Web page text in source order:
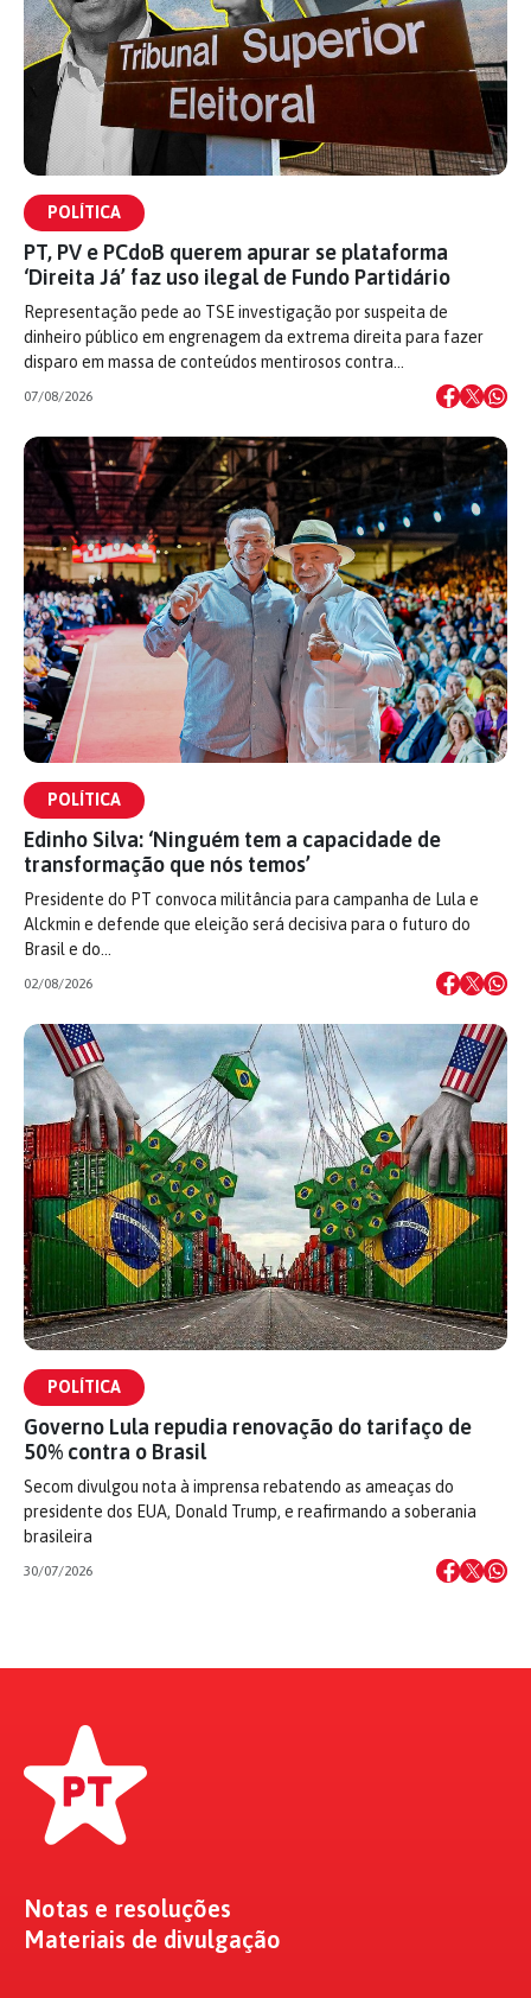
POLÍTICA
PT, PV e PCdoB querem apurar se plataforma
‘Direita Já’ faz uso ilegal de Fundo Partidário
Representação pede ao TSE investigação por suspeita de
dinheiro público em engrenagem da extrema direita para fazer
disparo em massa de conteúdos mentirosos contra…
07/08/2026
POLÍTICA
Edinho Silva: ‘Ninguém tem a capacidade de
transformação que nós temos’
Presidente do PT convoca militância para campanha de Lula e
Alckmin e defende que eleição será decisiva para o futuro do
Brasil e do…
02/08/2026
POLÍTICA
Governo Lula repudia renovação do tarifaço de
50% contra o Brasil
Secom divulgou nota à imprensa rebatendo as ameaças do
presidente dos EUA, Donald Trump, e reafirmando a soberania
brasileira
30/07/2026
Notas e resoluções
Materiais de divulgação